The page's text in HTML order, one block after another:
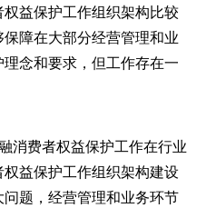
益保护工作组织架构比较
障在大部分经营管理和业
念和要求，但工作存在一
消费者权益保护工作在行业
益保护工作组织架构建设
题，经营管理和业务环节